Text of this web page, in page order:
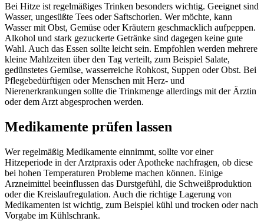
Bei Hitze ist regelmäßiges Trinken besonders wichtig. Geeignet sind
Wasser, ungesüßte Tees oder Saftschorlen. Wer möchte, kann
Wasser mit Obst, Gemüse oder Kräutern geschmacklich aufpeppen.
Alkohol und stark gezuckerte Getränke sind dagegen keine gute
Wahl. Auch das Essen sollte leicht sein. Empfohlen werden mehrere
kleine Mahlzeiten über den Tag verteilt, zum Beispiel Salate,
gedünstetes Gemüse, wasserreiche Rohkost, Suppen oder Obst. Bei
Pflegebedürftigen oder Menschen mit Herz- und
Nierenerkrankungen sollte die Trinkmenge allerdings mit der Ärztin
oder dem Arzt abgesprochen werden.
Medikamente prüfen lassen
Wer regelmäßig Medikamente einnimmt, sollte vor einer
Hitzeperiode in der Arztpraxis oder Apotheke nachfragen, ob diese
bei hohen Temperaturen Probleme machen können. Einige
Arzneimittel beeinflussen das Durstgefühl, die Schweißproduktion
oder die Kreislaufregulation. Auch die richtige Lagerung von
Medikamenten ist wichtig, zum Beispiel kühl und trocken oder nach
Vorgabe im Kühlschrank.